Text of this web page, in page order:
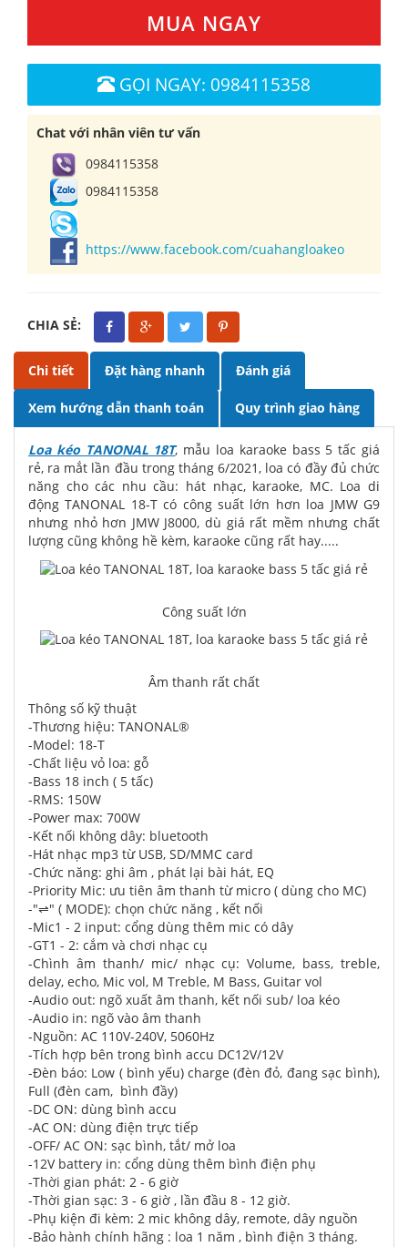
MUA NGAY
GỌI NGAY: 0984115358
Chat với nhân viên tư vấn
0984115358
0984115358
https://www.facebook.com/cuahangloakeo
CHIA SẺ:
Chi tiết Đặt hàng nhanh Đánh giá
Xem hướng dẫn thanh toán Quy trình giao hàng
Loa kéo TANONAL 18T, mẫu loa karaoke bass 5 tấc giá
rẻ, ra mắt lần đầu trong tháng 6/2021, loa có đầy đủ chức
năng cho các nhu cầu: hát nhạc, karaoke, MC. Loa di
động TANONAL 18-T có công suất lớn hơn loa JMW G9
nhưng nhỏ hơn JMW J8000, dù giá rất mềm nhưng chất
lượng cũng không hề kèm, karaoke cũng rất hay.....
Công suất lớn
Âm thanh rất chất
Thông số kỹ thuật
-Thương hiệu: TANONAL®
-Model: 18-T
-Chất liệu vỏ loa: gỗ
-Bass 18 inch ( 5 tấc)
-RMS: 150W
-Power max: 700W
-Kết nối không dây: bluetooth
-Hát nhạc mp3 từ USB, SD/MMC card
-Chức năng: ghi âm , phát lại bài hát, EQ
-Priority Mic: ưu tiên âm thanh từ micro ( dùng cho MC)
-"⇌" ( MODE): chọn chức năng , kết nối
-Mic1 - 2 input: cổng dùng thêm mic có dây
-GT1 - 2: cắm và chơi nhạc cụ
-Chình âm thanh/ mic/ nhạc cụ: Volume, bass, treble,
delay, echo, Mic vol, M Treble, M Bass, Guitar vol
-Audio out: ngõ xuất âm thanh, kết nối sub/ loa kéo
-Audio in: ngõ vào âm thanh
-Nguồn: AC 110V-240V, 5060Hz
-Tích hợp bên trong bình accu DC12V/12V
-Đèn báo: Low ( bình yếu) charge (đèn đỏ, đang sạc bình),
Full (đèn cam, bình đầy)
-DC ON: dùng bình accu
-AC ON: dùng điện trực tiếp
-OFF/ AC ON: sạc bình, tắt/ mở loa
-12V battery in: cổng dùng thêm bình điện phụ
-Thời gian phát: 2 - 6 giờ
-Thời gian sạc: 3 - 6 giờ , lần đầu 8 - 12 giờ.
-Phụ kiện đi kèm: 2 mic không dây, remote, dây nguồn
-Bảo hành chính hãng : loa 1 năm , bình điện 3 tháng.